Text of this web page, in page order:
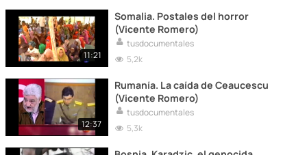
11:21
Somalia. Postales del horror
(Vicente Romero)
tusdocumentales
5,2k
12:37
Rumanía. La caída de Ceaucescu
(Vicente Romero)
tusdocumentales
5,3k